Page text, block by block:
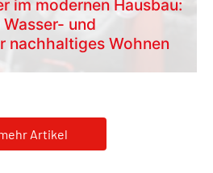
im modernen Hausbau:
und
nachhaltiges Wohnen
Artikel